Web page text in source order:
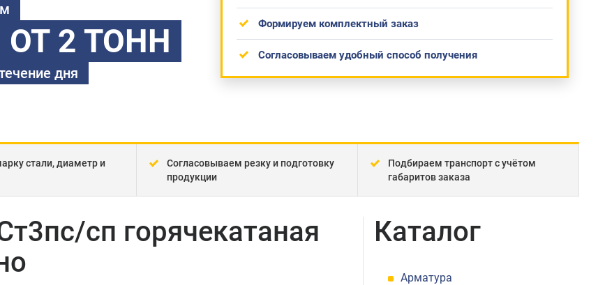
ОТ 2 ТОНН
дня
Формируем комплектный заказ
Согласовываем удобный способ получения
стали, диаметр и
Согласовываем резку и подготовку
продукции
Подбираем транспорт с учётом
габаритов заказа
сп горячекатаная
Каталог
Арматура